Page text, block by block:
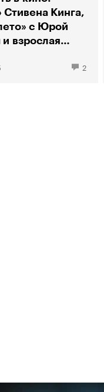
Стивена Кинга,
с Юрой
взрослая
2